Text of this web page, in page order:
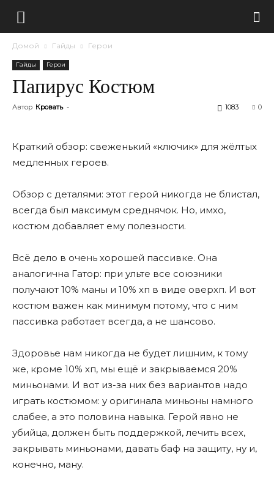
Домой Гайды Герои
Гайды Герои
Папирус Костюм
Автор Кровать - 0
1083
Краткий обзор: свеженький «ключик» для жёлтых
медленных героев.
Обзор с деталями: этот герой никогда не блистал,
всегда был максимум среднячок. Но, имхо,
костюм добавляет ему полезности.
Всë дело в очень хорошей пассивке. Она
аналогична Гатор: при ульте все союзники
получают 10% маны и 10% хп в виде оверхп. И вот
костюм важен как минимум потому, что с ним
пассивка работает всегда, а не шансово.
Здоровье нам никогда не будет лишним, к тому
же, кроме 10% хп, мы ещё и закрываемся 20%
миньонами. И вот из-за них без вариантов надо
играть костюмом: у оригинала миньоны намного
слабее, а это половина навыка. Герой явно не
убийца, должен быть поддержкой, лечить всех,
закрывать миньонами, давать баф на защиту, ну и,
конечно, ману.